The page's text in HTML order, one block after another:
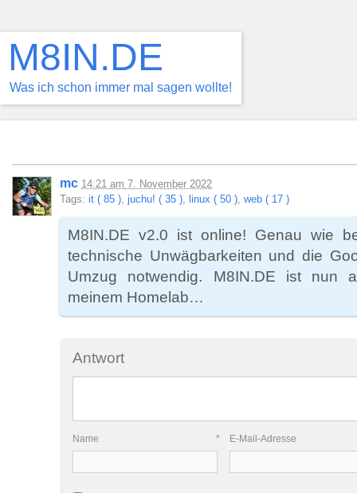
M8IN.DE
Was ich schon immer mal sagen wollte!
mc 14:21 am 7. November 2022
Tags: it ( 85 ), juchu! ( 35 ), linux ( 50 ), web ( 17 )
M8IN.DE v2.0 ist online! Genau wie
technische Unwägbarkeiten und die
Umzug notwendig. M8IN.DE ist nun
meinem Homelab…
Antwort
Name * E-Mail-